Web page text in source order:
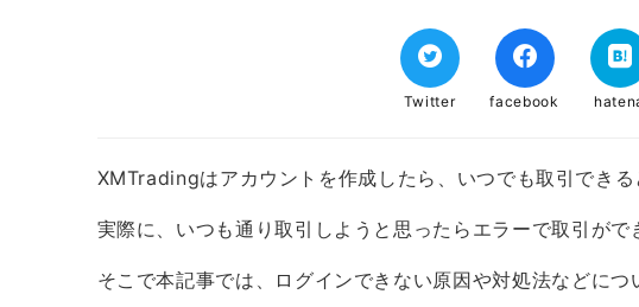
Twitter facebook
XMTradingはアカウントを作成したら、いつでも取引できる
実際に、いつも通り取引しようと思ったらエラーで取引がで
そこで本記事では、ログインできない原因や対処法などにつ